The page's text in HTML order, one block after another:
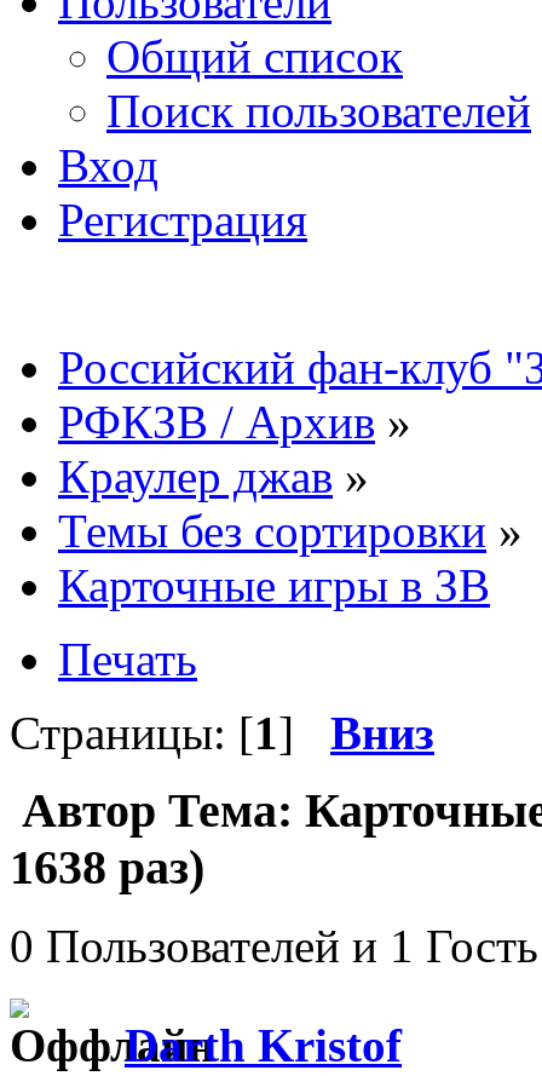
Общий список
Поиск пользователей
Вход
Регистрация
Российский фан-клуб
РФКЗВ / Архив »
Краулер джав »
Темы без сортировки »
Карточные игры в ЗВ
Печать
Страницы: [1] Вниз
Автор Тема:
1638 раз)
0 Пользователей и 1
Darth Kristof